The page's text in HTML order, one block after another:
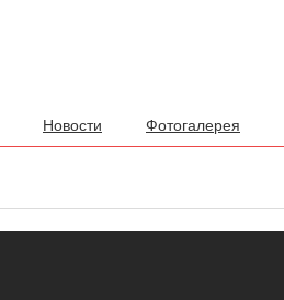
Новости Фотогалерея